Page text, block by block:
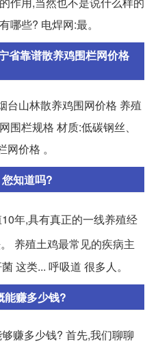
哪些? 电焊网:最。
省靠谱散养鸡围栏网价格
台山林散养鸡围网价格 养殖
围栏规格 材质:低碳钢丝、
价格 。
知道吗?
年,具有真正的一线养殖经
养殖土鸡最常见的疾病主
这类... 呼吸道 很多人。
能赚多少钱?
赚多少钱? 首先,我们聊聊